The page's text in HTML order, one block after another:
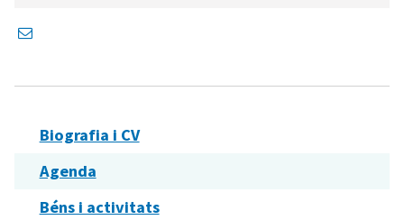
Biografia i CV
Agenda
Béns i activitats